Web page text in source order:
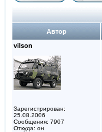
Автор
vilson
Зарегистрирован:
25.08.2006
Сообщения: 7907
Откуда: он